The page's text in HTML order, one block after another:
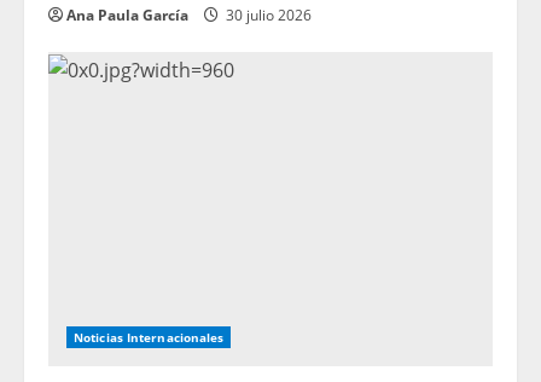
Ana Paula García 30 julio 2026
Noticias Internacionales